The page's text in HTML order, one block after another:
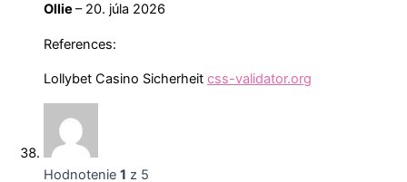
Ollie – 20. júla 2026
References:
Lollybet Casino Sicherheit css-validator.org
Hodnotenie 1 z 5